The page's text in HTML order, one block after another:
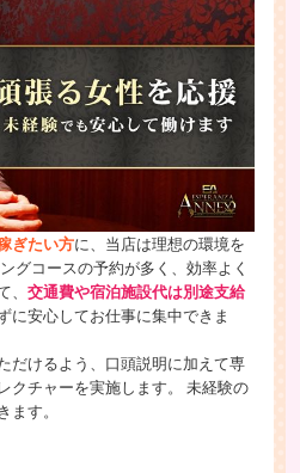
ぎたい方に、当店は理想の環境を
グコースの予約が多く、効率よく
交通費や宿泊施設代は別途支給
に安心してお仕事に集中できま
だけるよう、口頭説明に加えて専
クチャーを実施します。 未経験の
す。